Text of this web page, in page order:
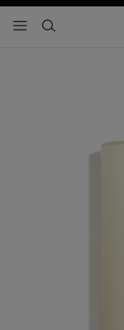
- navegación principal
buscar